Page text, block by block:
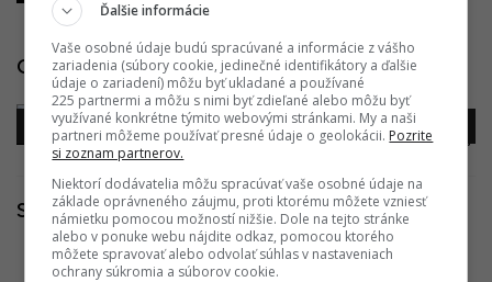
Galéria
Súvisiace články
Na Kramároch boli dokončené nové projekty,
Ďalšie informácie
Vaše osobné údaje budú spracúvané a informácie z vášho
zariadenia (súbory cookie, jedinečné identifikátory a ďalšie
údaje o zariadení) môžu byť ukladané a používané
225 partnermi a môžu s nimi byť zdieľané alebo môžu byť
využívané konkrétne týmito webovými stránkami. My a naši
partneri môžeme používať presné údaje o geolokácii. Pozrite
si zoznam partnerov.
Niektorí dodávatelia môžu spracúvať vaše osobné údaje na
základe oprávneného záujmu, proti ktorému môžete vzniesť
námietku pomocou možností nižšie. Dole na tejto stránke
alebo v ponuke webu nájdite odkaz, pomocou ktorého
môžete spravovať alebo odvolať súhlas v nastaveniach
ochrany súkromia a súborov cookie.